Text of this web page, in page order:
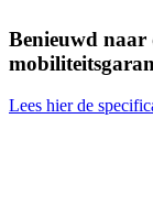
Benieuwd naar
Lees hier de